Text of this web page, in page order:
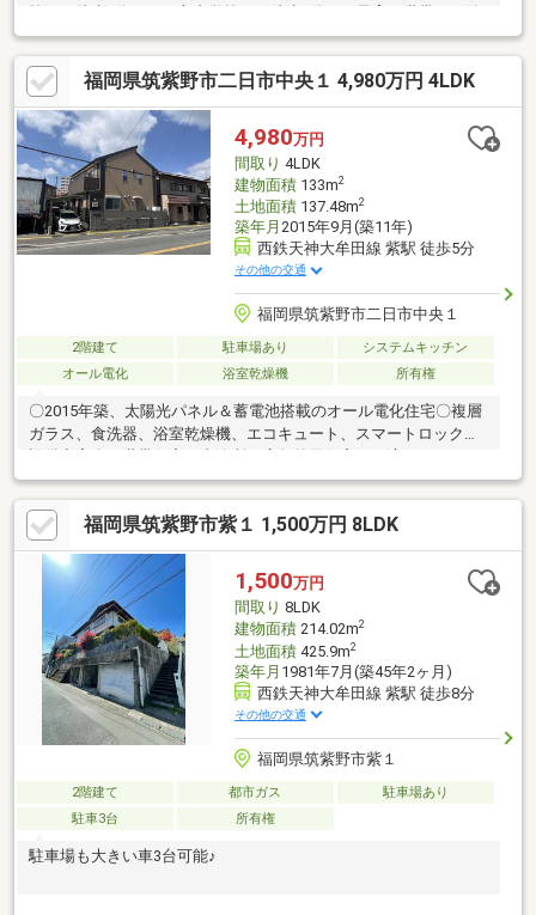
しい立地♪☆マックスバリュエクスプレス二日市店まで徒歩11分
と、日々のお買い物にも便利です♪※再建築不可
福岡県筑紫野市二日市中央１ 4,980万円 4LDK
4,980万円
間取り 4LDK
建物面積133m2
土地面積137.48m2
築年月 2015年9月(築11年)
西鉄天神大牟田線 紫駅 徒歩5分
その他の交通
福岡県筑紫野市二日市中央１
2階建て 駐車場あり
システムキッチン
オール電化
浴室乾燥機 所有権
〇2015年築、太陽光パネル＆蓄電池搭載のオール電化住宅〇複層
ガラス、食洗器、浴室乾燥機、エコキュート、スマートロック等
福岡県筑紫野市紫１ 1,500万円 8LDK
1,500万円
間取り 8LDK
建物面積214.02m2
土地面積425.9m2
築年月 1981年7月(築45年2ヶ月)
西鉄天神大牟田線 紫駅 徒歩8分
その他の交通
福岡県筑紫野市紫１
2階建て 都市ガス
駐車場あり
駐車3台
所有権
駐車場も大きい車3台可能♪